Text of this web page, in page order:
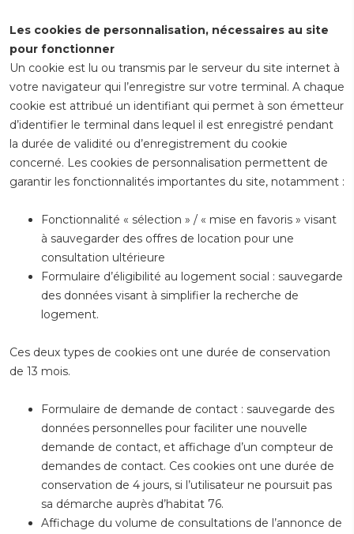
Les cookies de personnalisation, nécessaires au site
pour fonctionner
Un cookie est lu ou transmis par le serveur du site internet à
votre navigateur qui l’enregistre sur votre terminal. A chaque
cookie est attribué un identifiant qui permet à son émetteur
d’identifier le terminal dans lequel il est enregistré pendant
la durée de validité ou d’enregistrement du cookie
concerné. Les cookies de personnalisation permettent de
garantir les fonctionnalités importantes du site, notamment :
Fonctionnalité « sélection » / « mise en favoris » visant
à sauvegarder des offres de location pour une
consultation ultérieure
Formulaire d’éligibilité au logement social : sauvegarde
des données visant à simplifier la recherche de
logement.
Ces deux types de cookies ont une durée de conservation
de 13 mois.
Formulaire de demande de contact : sauvegarde des
données personnelles pour faciliter une nouvelle
demande de contact, et affichage d’un compteur de
demandes de contact. Ces cookies ont une durée de
conservation de 4 jours, si l’utilisateur ne poursuit pas
sa démarche auprès d’habitat 76.
Affichage du volume de consultations de l’annonce de